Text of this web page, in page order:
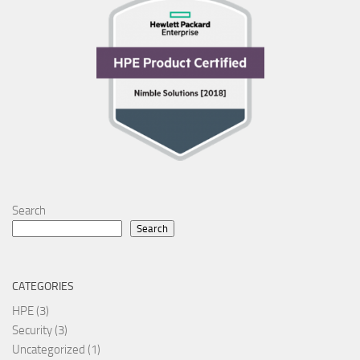
Search
Search
CATEGORIES
HPE (3)
Security (3)
Uncategorized (1)